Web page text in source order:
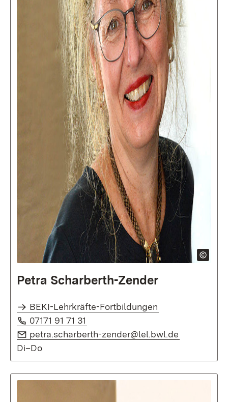
Petra Scharberth-Zender
BEKI-Lehrkräfte-Fortbildungen
Telefon:
07171 91 71 31
E-Mail:
petra.scharberth-zender@lel.bwl.de
Di–Do